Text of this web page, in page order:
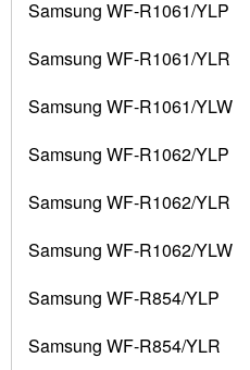
Samsung WF-R1061/YLP
Samsung WF-R1061/YLR
Samsung WF-R1061/YLW
Samsung WF-R1062/YLP
Samsung WF-R1062/YLR
Samsung WF-R1062/YLW
Samsung WF-R854/YLP
Samsung WF-R854/YLR